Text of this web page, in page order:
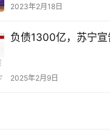
2023年2月18日
负债1300亿，苏宁宣
2025年2月9日